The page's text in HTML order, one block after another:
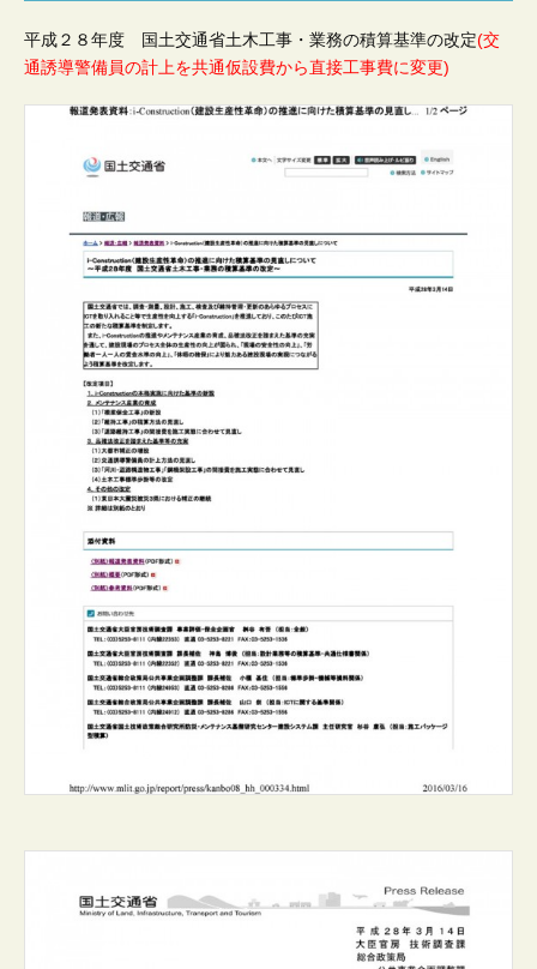
平成２８年度 国土交通省土木工事・業務の積算基準の改定(交
通誘導警備員の計上を共通仮設費から直接工事費に変更)